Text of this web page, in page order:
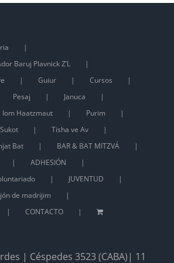
Baruj Plavnick Z’L
Guiur
Cursos
Pesaj
Januca
Iom Haatzmaut
Purim
Sukot
Tisha ve Av
Bat
BAR & BAT MITZVÁ
ADHESIÓN
JUVENTUD
de madrijim
CONTACTO
| Céspedes 3523 (CABA)| 11